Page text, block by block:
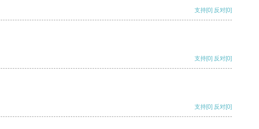
支持[0] 反对[0]
支持[0] 反对[0]
支持[0] 反对[0]